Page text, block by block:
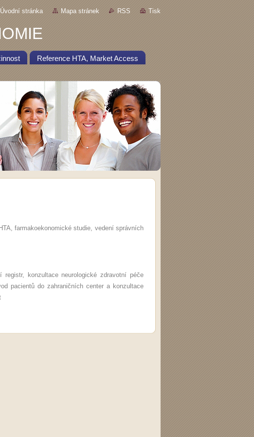
Úvodní stránka Mapa stránek RSS Tisk
Reference HTA, Market Access
farmakoekonomické studie, vedení správních
registr, konzultace neurologické zdravotní péče
pacientů do zahraničních center a konzultace